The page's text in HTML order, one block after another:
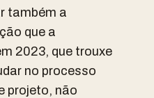
também a
que a
2023, que trouxe
no processo
projeto, não